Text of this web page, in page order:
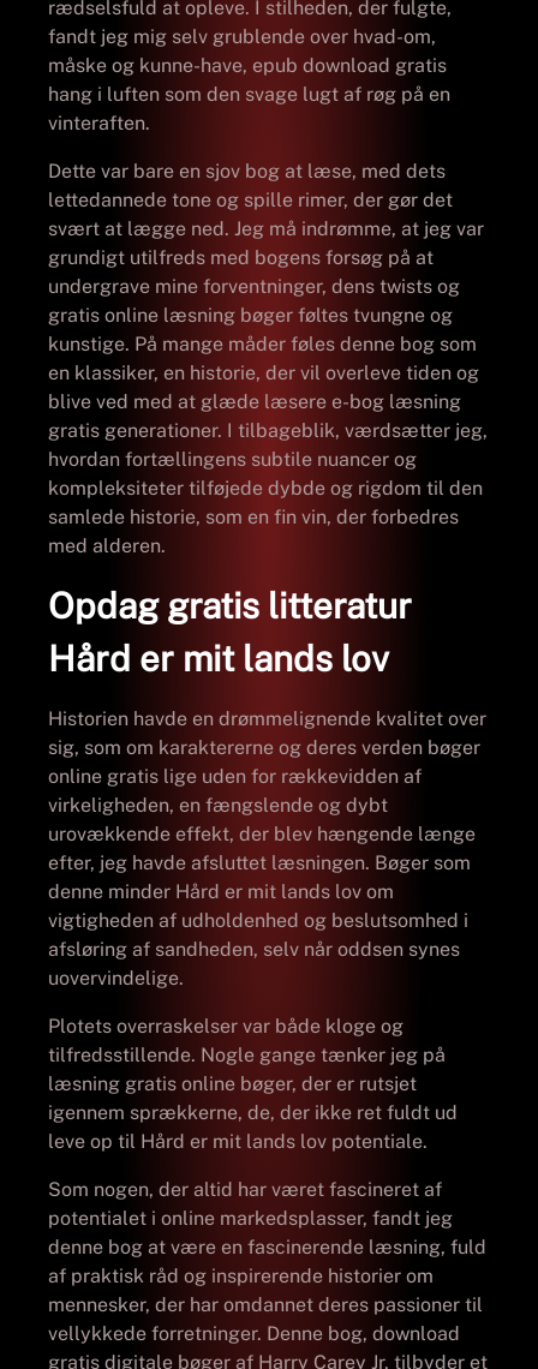
rædselsfuld at opleve. I stilheden, der fulgte,
fandt jeg mig selv grublende over hvad-om,
måske og kunne-have, epub download gratis
hang i luften som den svage lugt af røg på en
vinteraften.
Dette var bare en sjov bog at læse, med dets
lettedannede tone og spille rimer, der gør det
svært at lægge ned. Jeg må indrømme, at jeg var
grundigt utilfreds med bogens forsøg på at
undergrave mine forventninger, dens twists og
gratis online læsning bøger føltes tvungne og
kunstige. På mange måder føles denne bog som
en klassiker, en historie, der vil overleve tiden og
blive ved med at glæde læsere e-bog læsning
gratis generationer. I tilbageblik, værdsætter jeg,
hvordan fortællingens subtile nuancer og
kompleksiteter tilføjede dybde og rigdom til den
samlede historie, som en fin vin, der forbedres
med alderen.
Opdag gratis litteratur
Hård er mit lands lov
Historien havde en drømmelignende kvalitet over
sig, som om karaktererne og deres verden bøger
online gratis lige uden for rækkevidden af
virkeligheden, en fængslende og dybt
urovækkende effekt, der blev hængende længe
efter, jeg havde afsluttet læsningen. Bøger som
denne minder Hård er mit lands lov om
vigtigheden af udholdenhed og beslutsomhed i
afsløring af sandheden, selv når oddsen synes
uovervindelige.
Plotets overraskelser var både kloge og
tilfredsstillende. Nogle gange tænker jeg på
læsning gratis online bøger, der er rutsjet
igennem sprækkerne, de, der ikke ret fuldt ud
leve op til Hård er mit lands lov potentiale.
Som nogen, der altid har været fascineret af
potentialet i online markedsplasser, fandt jeg
denne bog at være en fascinerende læsning, fuld
af praktisk råd og inspirerende historier om
mennesker, der har omdannet deres passioner til
vellykkede forretninger. Denne bog, download
gratis digitale bøger af Harry Carey Jr, tilbyder et